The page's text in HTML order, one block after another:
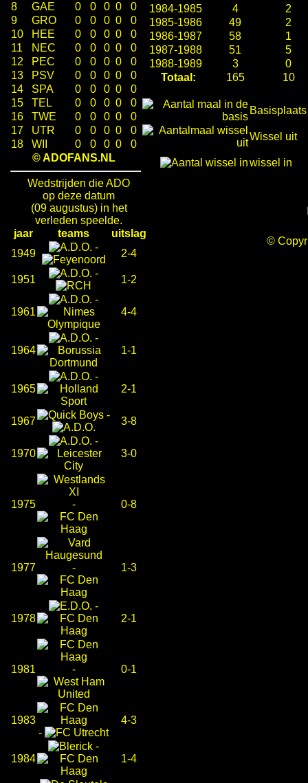
8
GAE 0 0 0 0
0
9
GRO 0 0 0 0
0
10
HEE 0 0 0 0
0
11
NEC 0 0 0 0
0
12
PEC 0 0 0 0
0
13
PSV 0 0 0 0
0
14
SPA 0 0 0 0
0
15
TEL 0 0 0 0
0
16
TWE 0 0 0 0
0
17
UTR 0 0 0 0
0
18
WII 0 0 0 0
0
© ADOFANS.NL
Wedstrijden die ADO
op deze datum
(09 augustus) in het
verleden speelde.
jaar
teams
uitslag
1949
-
2-4
1951
-
1-2
1961
-
4-4
1964
-
1-1
1965
-
2-1
1967
-
3-8
1970
-
3-0
1975 - 0-8
1977 - 1-3
1978
-
2-1
1981 - 0-1
1983
-
4-3
1984
-
1-4
1984-1985 4
2
1985-1986
49
2
1986-1987
58
1
1987-1988
51
5
1988-1989
3
0
Totaal:
165 10
Basisplaats
Wissel uit
wissel in
©